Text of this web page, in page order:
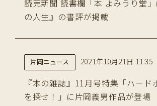
読売新聞 読書欄「本 よみうり堂
の人生』の書評が掲載
片岡ニュース 2021年10月21日 11:35
『本の雑誌』11月号特集「ハード
を探せ！」に片岡義男作品が登場